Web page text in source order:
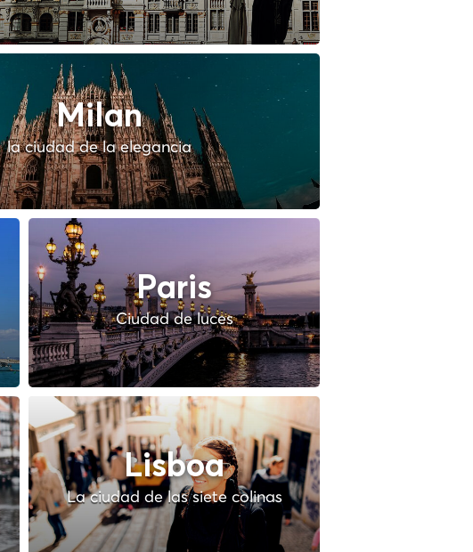
Milan
la ciudad de la elegancia
Paris
Ciudad de luces
Lisboa
La ciudad de las siete colinas